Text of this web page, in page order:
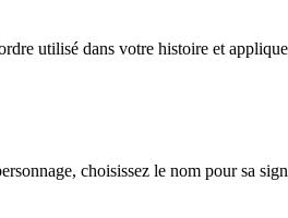
utilisé dans votre histoire et
choisissez le nom pour sa